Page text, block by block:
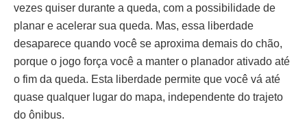
vezes quiser durante a queda, com a possibilidade de
planar e acelerar sua queda. Mas, essa liberdade
desaparece quando você se aproxima demais do chão,
porque o jogo força você a manter o planador ativado até
o fim da queda. Esta liberdade permite que você vá até
quase qualquer lugar do mapa, independente do trajeto
do ônibus.